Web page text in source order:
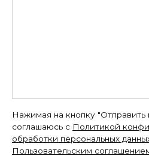
Нажимая на кнопку "Отправить
соглашаюсь с Политикой
обработки персональных
Пользовательским